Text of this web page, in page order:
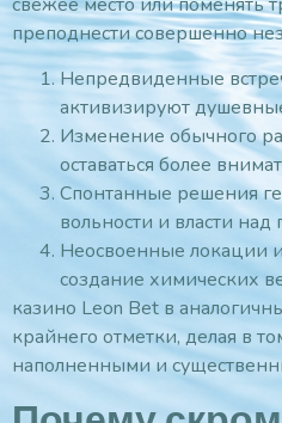
преподнести совершенно
Непредвиденные
активизируют
Изменение обычного
оставаться более
Спонтанные решения
вольности и власти
Неосвоенные локации
создание химических
казино Leon Bet в
крайнего отметки, делая в
наполненными и